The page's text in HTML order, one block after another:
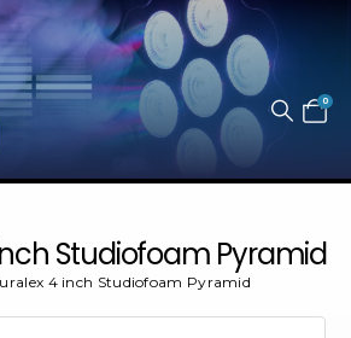
0
Studiofoam Pyramid
4 inch Studiofoam Pyramid